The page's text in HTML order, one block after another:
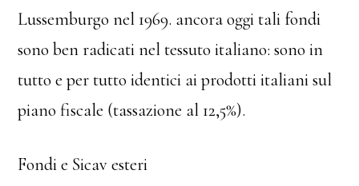
Lussemburgo nel 1969. ancora oggi tali fondi
sono ben radicati nel tessuto italiano: sono in
tutto e per tutto identici ai prodotti italiani sul
piano fiscale (tassazione al 12,5%).
Fondi e Sicav esteri